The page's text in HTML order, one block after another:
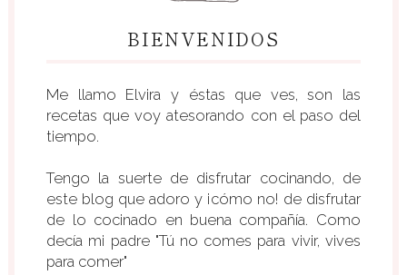
BIENVENIDOS
Me llamo Elvira y éstas que ves, son las
recetas que voy atesorando con el paso del
tiempo.
Tengo la suerte de disfrutar cocinando, de
este blog que adoro y ¡cómo no! de disfrutar
de lo cocinado en buena compañía. Como
decía mi padre "Tú no comes para vivir, vives
para comer"